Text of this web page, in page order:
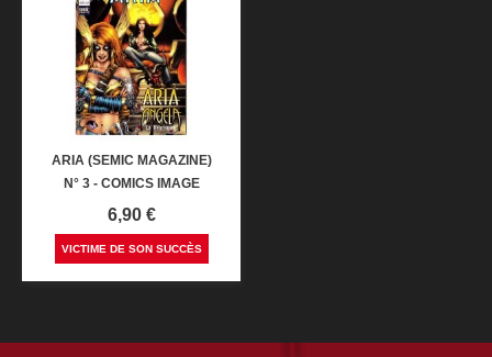
ARIA (SEMIC MAGAZINE)
N° 3 - COMICS IMAGE
Prix
6,90 €
VICTIME DE SON SUCCÈS